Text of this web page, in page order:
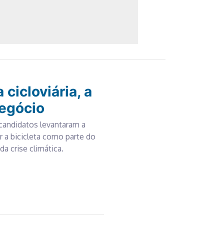
cicloviária, a
levantaram a
a bicicleta como parte do
crise climática.